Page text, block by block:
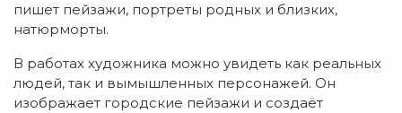
пишет пейзажи, портреты родных и близких,
натюрморты.
В работах художника можно увидеть как реальных
людей, так и вымышленных персонажей. Он
изображает городские пейзажи и создаёт